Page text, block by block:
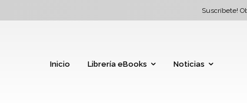
Suscríbete!
Inicio Librería eBooks Noticias